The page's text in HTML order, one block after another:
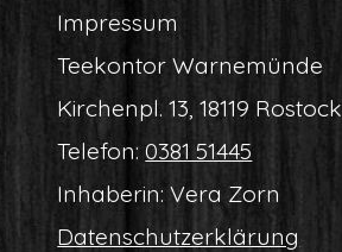
Impres­sum
Tee­kon­tor Warnemünde
Kir­chen­pl. 13, 18119 Rostock
Tele­fon:0381 51445
Inha­be­rin: Vera Zorn
Daten­schutz­er­klä­rung